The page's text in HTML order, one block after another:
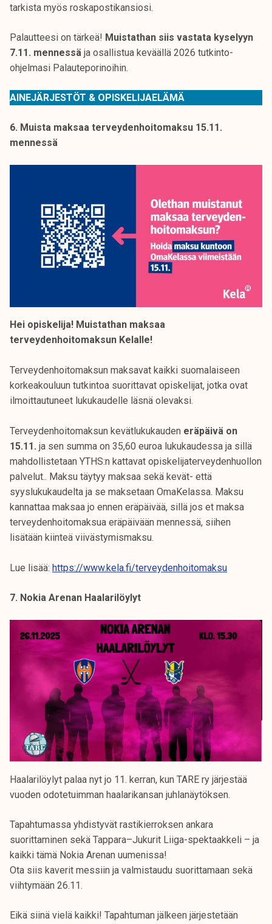
tarkista myös roskapostikansiosi.
Palautteesi on tärkeä! Muistathan siis vastata kyselyyn
7.11. mennessä ja osallistua keväällä 2026 tutkinto-
ohjelmasi Palauteporinoihin.
AINEJÄRJESTÖT & OPISKELIJAELÄMÄ
6. Muista maksaa terveydenhoitomaksu 15.11.
mennessä
Hei opiskelija! Muistathan maksaa
terveydenhoitomaksun Kelalle!
Terveydenhoitomaksun maksavat kaikki suomalaiseen
korkeakouluun tutkintoa suorittavat opiskelijat, jotka ovat
ilmoittautuneet lukukaudelle läsnä olevaksi.
Terveydenhoitomaksun kevätlukukauden eräpäivä on
15.11. ja sen summa on 35,60 euroa lukukaudessa ja sillä
mahdollistetaan YTHS:n kattavat opiskelijaterveydenhuollon
palvelut.. Maksu täytyy maksaa sekä kevät- että
syyslukukaudelta ja se maksetaan OmaKelassa. Maksu
kannattaa maksaa jo ennen eräpäivää, sillä jos et maksa
terveydenhoitomaksua eräpäivään mennessä, siihen
lisätään kiinteä viivästymismaksu.
Lue lisää: https://www.kela.fi/terveydenhoitomaksu
7. Nokia Arenan Haalarilöylyt
Haalarilöylyt palaa nyt jo 11. kerran, kun TARE ry järjestää
vuoden odotetuimman haalarikansan juhlanäytöksen.
Tapahtumassa yhdistyvät rastikierroksen ankara
suorittaminen sekä Tappara–Jukurit Liiga-spektaakkeli – ja
kaikki tämä Nokia Arenan uumenissa!
Ota siis kaverit messiin ja valmistaudu suorittamaan sekä
viihtymään 26.11.
Eikä siinä vielä kaikki! Tapahtuman jälkeen järjestetään